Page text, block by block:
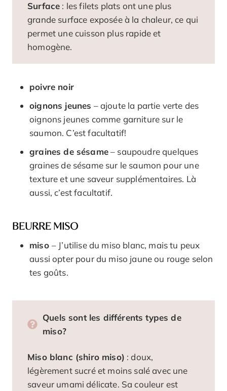
Surface : les filets plats ont une plus
grande surface exposée à la chaleur, ce qui
permet une cuisson plus rapide et
homogène.
poivre noir
oignons jeunes – ajoute la partie verte des
oignons jeunes comme garniture sur le
saumon. C’est facultatif!
graines de sésame– saupoudre quelques
graines de sésame sur le saumon pour une
texture et une saveur supplémentaires. Là
aussi, c’est facultatif.
BEURRE MISO
miso – J’utilise du miso blanc, mais tu peux
aussi opter pour du miso jaune ou rouge selon
tes goûts.
Quels sont les différents types de
miso?
Miso blanc (shiro miso) : doux,
légèrement sucré et moins salé avec une
saveur umami délicate. Sa couleur est